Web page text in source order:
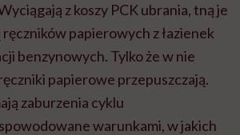
z koszy PCK ubrania, tną je
ręczników papierowych z łazienek
benzynowych. Tylko że w nie
papierowe przepuszczają.
zaburzenia cyklu
warunkami, w jakich
na bieżąco
teksty, rozmowy i podcasty Hello